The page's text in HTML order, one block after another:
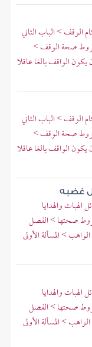
الوقف > الباب الثاني
صحة الوقف >
الواقف بالغا عاقلا
الوقف > الباب الثاني
صحة الوقف >
الواقف بالغا عاقلا
غضبه
والهدايا
صحتها > الفصل
> المسألة الأولى
والهدايا
صحتها > الفصل
> المسألة الأولى